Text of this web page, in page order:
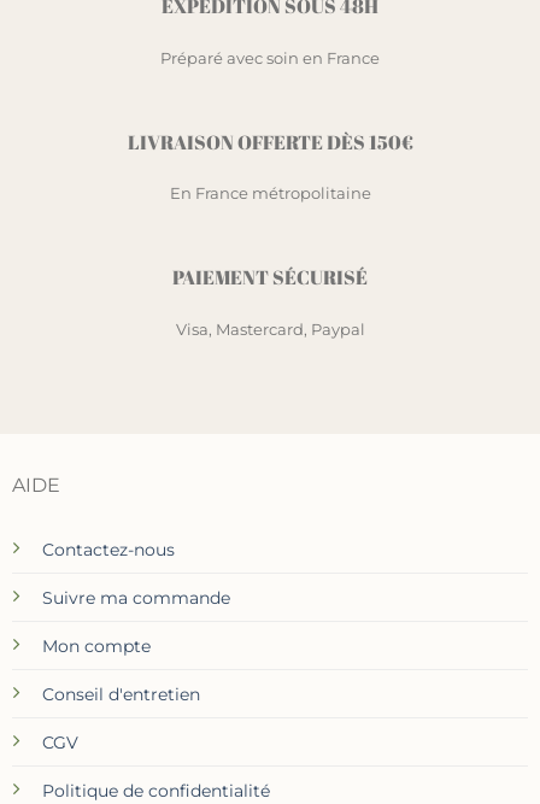
EXPEDITION SOUS 48H
Préparé avec soin en France
LIVRAISON OFFERTE DÈS 150€
En France métropolitaine
PAIEMENT SÉCURISÉ
Visa, Mastercard, Paypal
AIDE
Contactez-nous
Suivre ma commande
Mon compte
Conseil d'entretien
CGV
Politique de confidentialité